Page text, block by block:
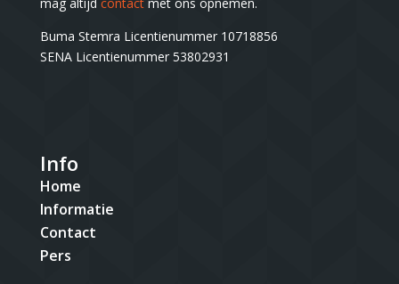
Buma Stemra Licentienummer 10718856
SENA Licentienummer 53802931
Info
Home
Informatie
Contact
Pers